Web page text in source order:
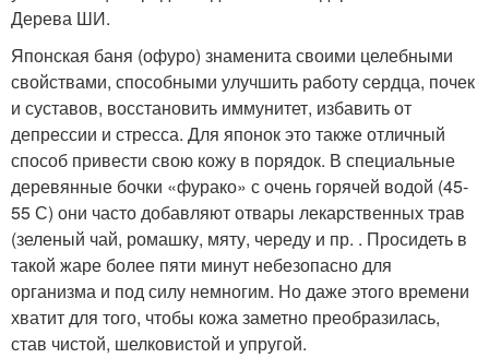
Дерева ШИ.
Японская баня (офуро) знаменита своими целебными
свойствами, способными улучшить работу сердца, почек
и суставов, восстановить иммунитет, избавить от
депрессии и стресса. Для японок это также отличный
способ привести свою кожу в порядок. В специальные
деревянные бочки «фурако» с очень горячей водой (45-
55 С) они часто добавляют отвары лекарственных трав
(зеленый чай, ромашку, мяту, череду и пр. . Просидеть в
такой жаре более пяти минут небезопасно для
организма и под силу немногим. Но даже этого времени
хватит для того, чтобы кожа заметно преобразилась,
став чистой, шелковистой и упругой.